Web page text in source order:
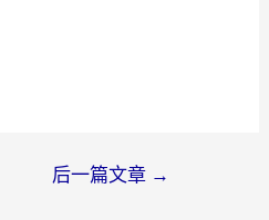
后一篇文章 →